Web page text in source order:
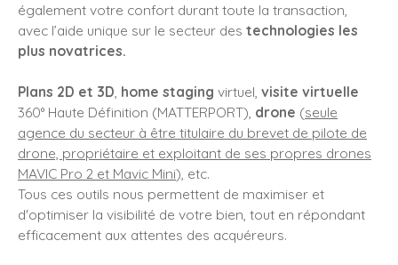
également votre confort durant toute la transaction,
avec l’aide unique sur le secteur des technologies les
plus novatrices.
Plans 2D et 3D, home staging virtuel, visite virtuelle
360° Haute Définition (MATTERPORT), drone (seule
agence du secteur à être titulaire du brevet de pilote de
drone, propriétaire et exploitant de ses propres drones
MAVIC Pro 2 et Mavic Mini), etc.
Tous ces outils nous permettent de maximiser et
d'optimiser la visibilité de votre bien, tout en répondant
efficacement aux attentes des acquéreurs.